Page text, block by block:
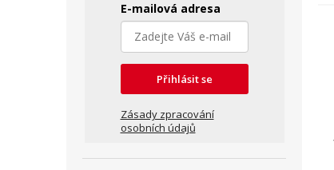
E-mailová adresa
Přihlásit se
Zásady zpracování
osobních údajů